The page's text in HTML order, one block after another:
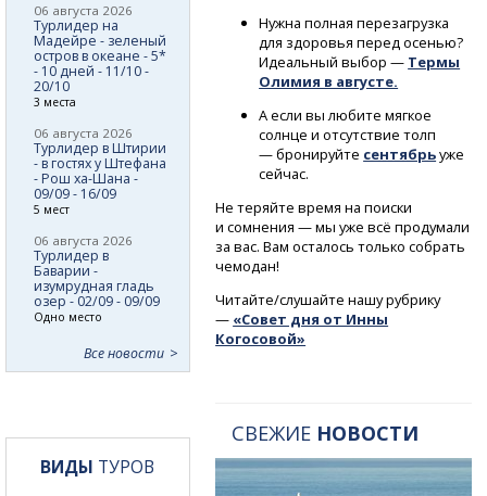
Нужна полная перезагрузка
для здоровья перед осенью?
Идеальный выбор — Термы
Олимия в августе.
А если вы любите мягкое
солнце и отсутствие толп
— бронируйте сентябрьуже
сейчас.
Не теряйте время на поиски
и сомнения — мы уже всё продумали
за вас. Вам осталось только собрать
чемодан!
Читайте/слушайте нашу рубрику
— «Совет дня от Инны
Когосовой»
СВЕЖИЕ НОВОСТИ
06 августа 2026
Турлидер на
Мадейре - зеленый
остров в океане - 5*
- 10 дней - 11/10 -
20/10
3 места
06 августа 2026
Турлидер в Штирии
- в гостях у Штефана
- Рош ха-Шана -
09/09 - 16/09
5 мест
06 августа 2026
Турлидер в
Баварии -
изумрудная гладь
озер - 02/09 - 09/09
Одно место
Все новости
ВИДЫ ТУРОВ